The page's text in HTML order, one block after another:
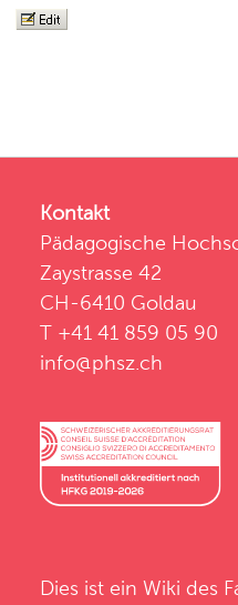
Kontakt
Pädagogische
Zaystrasse 42
CH-6410 Goldau
T +41 41 859 05 90
info@phsz.ch
Dies ist ein Wiki des